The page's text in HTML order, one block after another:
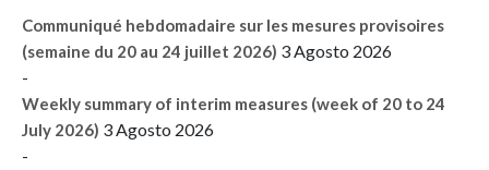
Communiqué hebdomadaire sur les mesures provisoires
(semaine du 20 au 24 juillet 2026) 3 Agosto 2026
-
Weekly summary of interim measures (week of 20 to 24
July 2026) 3 Agosto 2026
-